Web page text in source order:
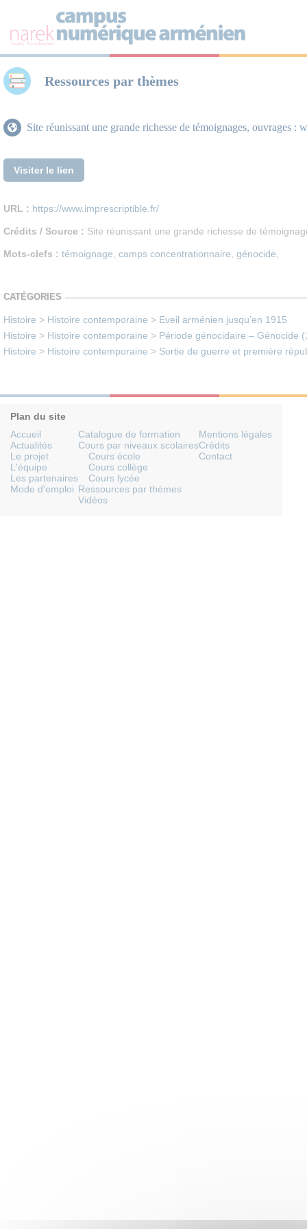
Ressources par thèmes
Site réunissant une grande richesse de témoignages, ouvrages :
Visiter le lien
URL : https://www.imprescriptible.fr/
Crédits / Source : Site réunissant une grande richesse de
Mots-clefs : témoignage camps concentrationnaire génocide
CATÉGORIES
Histoire > Histoire contemporaine > Eveil arménien jusqu’en 1915
Histoire > Histoire contemporaine > Période génocidaire – Génocide
Histoire > Histoire contemporaine > Sortie de guerre et première
Plan du site
Accueil
Actualités
Le projet
L'équipe
Les partenaires
Mode d'emploi
Catalogue de formation
Cours par niveaux scolaires
Cours école
Cours collège
Cours lycée
Ressources par thèmes
Vidéos
Mentions légales
Crédits
Contact